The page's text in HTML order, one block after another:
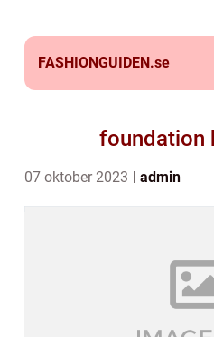
FASHIONGUIDEN.se
foundation
07 oktober 2023 admin